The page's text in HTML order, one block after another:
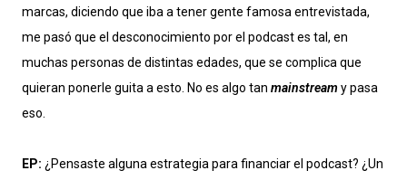
marcas, diciendo que iba a tener gente famosa entrevistada,
me pasó que el desconocimiento por el podcast es tal, en
muchas personas de distintas edades, que se complica que
quieran ponerle guita a esto. No es algo tan mainstreamy pasa
eso.
EP: ¿Pensaste alguna estrategia para financiar el podcast? ¿Un